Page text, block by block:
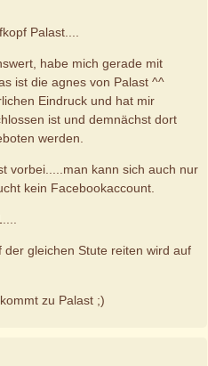
Palast....
habe mich gerade mit
ist die agnes von Palast ^^
Eindruck und hat mir
ist und demnächst dort
werden.
vorbei.....man kann sich auch nur
kein Facebookaccount.
gleichen Stute reiten wird auf
zu Palast ;)